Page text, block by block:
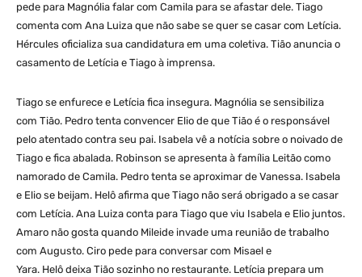
pede para Magnólia falar com Camila para se afastar dele. Tiago
comenta com Ana Luiza que não sabe se quer se casar com Letícia.
Hércules oficializa sua candidatura em uma coletiva. Tião anuncia o
casamento de Letícia e Tiago à imprensa.
Tiago se enfurece e Letícia fica insegura. Magnólia se sensibiliza
com Tião. Pedro tenta convencer Elio de que Tião é o responsável
pelo atentado contra seu pai. Isabela vê a notícia sobre o noivado de
Tiago e fica abalada. Robinson se apresenta à família Leitão como
namorado de Camila. Pedro tenta se aproximar de Vanessa. Isabela
e Elio se beijam. Helô afirma que Tiago não será obrigado a se casar
com Letícia. Ana Luiza conta para Tiago que viu Isabela e Elio juntos.
Amaro não gosta quando Mileide invade uma reunião de trabalho
com Augusto. Ciro pede para conversar com Misael e
Yara. Helô deixa Tião sozinho no restaurante. Letícia prepara um